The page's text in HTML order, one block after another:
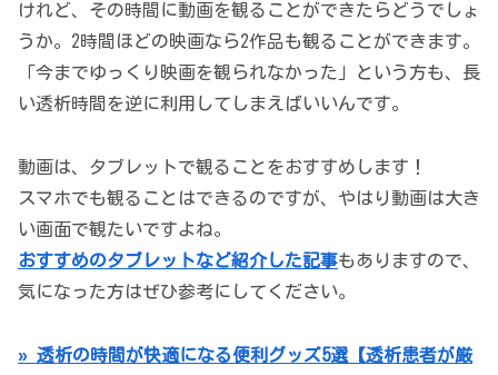
けれど、その時間に動画を観ることができたらどうでしょ
うか。2時間ほどの映画なら2作品も観ることができます。
「今までゆっくり映画を観られなかった」という方も、長
い透析時間を逆に利用してしまえばいいんです。
動画は、タブレットで観ることをおすすめします！
スマホでも観ることはできるのですが、やはり動画は大き
い画面で観たいですよね。
おすすめのタブレットなど紹介した記事もありますので、
気になった方はぜひ参考にしてください。
» 透析の時間が快適になる便利グッズ5選【透析患者が厳